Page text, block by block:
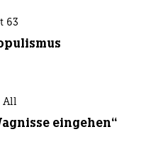
63
All
eingehen“